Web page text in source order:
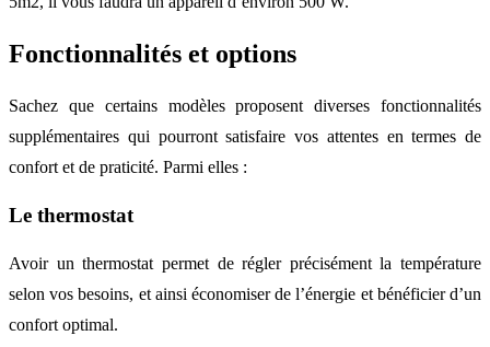
Fonctionnalités et options
Sachez que certains modèles proposent diverses fonctionnalités
supplémentaires qui pourront satisfaire vos attentes en termes de
confort et de praticité. Parmi elles :
Le thermostat
Avoir un thermostat permet de régler précisément la température
selon vos besoins, et ainsi économiser de l’énergie et bénéficier d’un
confort optimal.